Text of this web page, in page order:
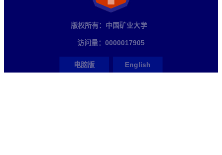
版权所有：中国矿业大学
访问量： 0000017905
电脑版 English